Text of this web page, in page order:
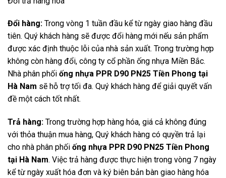
Đổi hàng: Trong vòng 1 tuần đầu kể từ ngày giao hàng đầu
tiên. Quý khách hàng sẽ được đổi hàng mới nếu sản phẩm
được xác định thuộc lỗi của nhà sản xuất. Trong trường hợp
không còn hàng đổi, công ty cổ phần ống nhựa Miền Bắc.
Nhà phân phối ống nhựa PPR D90 PN25 Tiền Phong tại
Hà Nam sẽ hỗ trợ tối đa. Quý khách hàng để giải quyết vấn
đề một cách tốt nhất.
Trả hàng: Trong trường hợp hàng hóa, giá cả không đúng
với thỏa thuận mua hàng, Quý khách hàng có quyền trả lại
cho nhà phân phối ống nhựa PPR D90 PN25 Tiền Phong
tại Hà Nam. Việc trả hàng được thực hiện trong vòng 7 ngày
kể từ ngày xuất hóa đơn và ký biên bản bàn giao hàng hóa